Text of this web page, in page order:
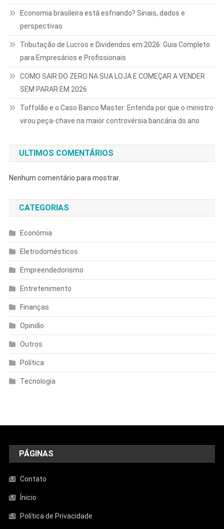
Economia brasileira está esfriando? Sinais, dados e
perspectivas
Tributação de Lucros e Dividendos em 2026: Guia Completo
para Empresários e Profissionais
COMO SAIR DO ZERO NA SUA LOJA E COMEÇAR A VENDER
SEM PARAR EM 2026
Toffolão e o Caso Banco Master: Entenda por que o ministro
virou peça-chave na maior controvérsia bancária do ano
ULTIMOS COMENTÁRIOS
Nenhum comentário para mostrar.
CATEGORIAS
Econômia
Eletrodomésticos
Empreendedorismo
Entretenimento
Finanças
Opinião
Outros
Política
Tecnologia
PÁGINAS
Contato
Ínicio
Política de Privacidade